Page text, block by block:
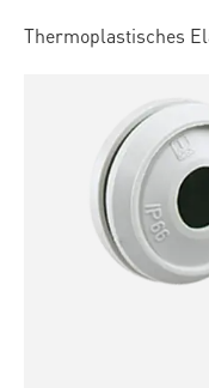
Thermoplastisches